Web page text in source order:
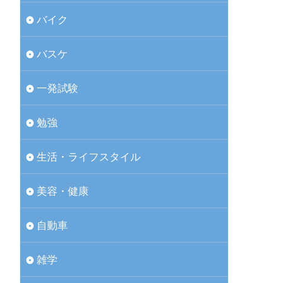
バイク
バスケ
一発試験
勉強
生活・ライフスタイル
美容・健康
自動車
雑学